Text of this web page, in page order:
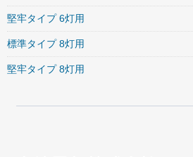
堅牢タイプ 6灯用
標準タイプ 8灯用
堅牢タイプ 8灯用